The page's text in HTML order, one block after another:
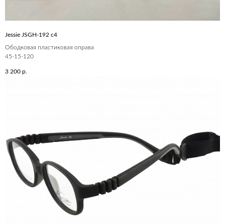
Jessie JSGH-192 c4
Ободковая пластиковая оправа
45-15-120
3 200 р.